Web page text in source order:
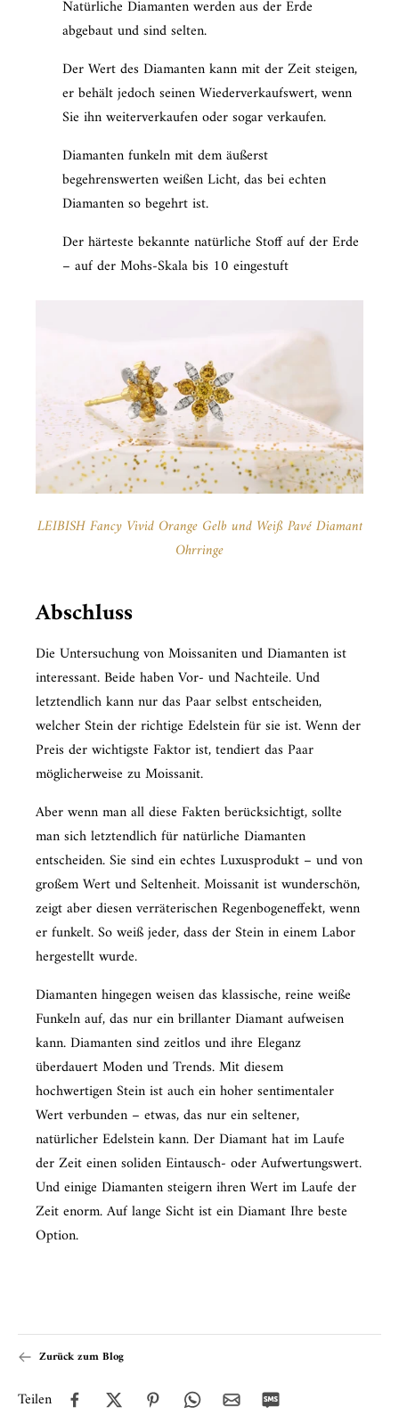
Natürliche Diamanten werden aus der Erde
abgebaut und sind selten.
Der Wert des Diamanten kann mit der Zeit steigen,
er behält jedoch seinen Wiederverkaufswert, wenn
Sie ihn weiterverkaufen oder sogar verkaufen.
Diamanten funkeln mit dem äußerst
begehrenswerten weißen Licht, das bei echten
Diamanten so begehrt ist.
Der härteste bekannte natürliche Stoff auf der Erde
– auf der Mohs-Skala bis 10 eingestuft
LEIBISH Fancy Vivid Orange Gelb und Weiß Pavé Diamant
Ohrringe
Abschluss
Die Untersuchung von Moissaniten und Diamanten ist
interessant. Beide haben Vor- und Nachteile. Und
letztendlich kann nur das Paar selbst entscheiden,
welcher Stein der richtige Edelstein für sie ist. Wenn der
Preis der wichtigste Faktor ist, tendiert das Paar
möglicherweise zu Moissanit.
Aber wenn man all diese Fakten berücksichtigt, sollte
man sich letztendlich für natürliche Diamanten
entscheiden. Sie sind ein echtes Luxusprodukt – und von
großem Wert und Seltenheit. Moissanit ist wunderschön,
zeigt aber diesen verräterischen Regenbogeneffekt, wenn
er funkelt. So weiß jeder, dass der Stein in einem Labor
hergestellt wurde.
Diamanten hingegen weisen das klassische, reine weiße
Funkeln auf, das nur ein brillanter Diamant aufweisen
kann. Diamanten sind zeitlos und ihre Eleganz
überdauert Moden und Trends. Mit diesem
hochwertigen Stein ist auch ein hoher sentimentaler
Wert verbunden – etwas, das nur ein seltener,
natürlicher Edelstein kann. Der Diamant hat im Laufe
der Zeit einen soliden Eintausch- oder Aufwertungswert.
Und einige Diamanten steigern ihren Wert im Laufe der
Zeit enorm. Auf lange Sicht ist ein Diamant Ihre beste
Option.
Zurück zum Blog
Teilen